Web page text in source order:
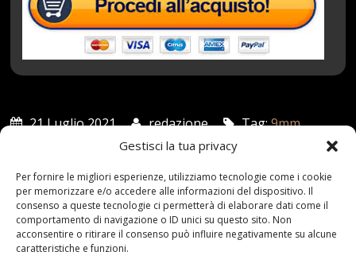
Gestisci la tua privacy
Per fornire le migliori esperienze, utilizziamo tecnologie come i cookie
per memorizzare e/o accedere alle informazioni del dispositivo. Il
consenso a queste tecnologie ci permetterà di elaborare dati come il
comportamento di navigazione o ID unici su questo sito. Non
acconsentire o ritirare il consenso può influire negativamente su alcune
caratteristiche e funzioni.
21 Luglio 2021 redazione Tag:9mm,
Neve,Omologate,PNEUMATICI
smc
Articoli recenti